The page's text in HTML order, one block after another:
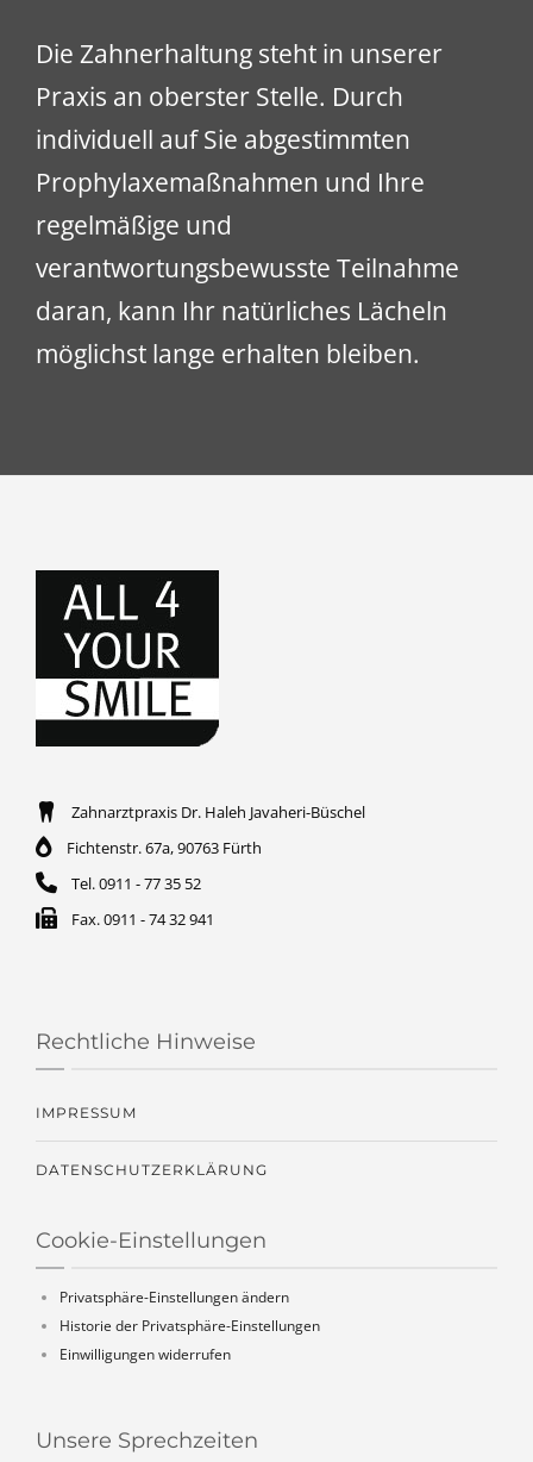
Die Zahnerhaltung steht in unserer
Praxis an oberster Stelle. Durch
individuell auf Sie abgestimmten
Prophylaxemaßnahmen und Ihre
regelmäßige und
verantwortungsbewusste Teilnahme
daran, kann Ihr natürliches Lächeln
möglichst lange erhalten bleiben.
Zahnarztpraxis Dr. Haleh Javaheri-Büschel
Fichtenstr. 67a, 90763 Fürth
Tel. 0911 - 77 35 52
Fax. 0911 - 74 32 941
Rechtliche Hinweise
IMPRESSUM
DATENSCHUTZERKLÄRUNG
Cookie-Einstellungen
Privatsphäre-Einstellungen ändern
Historie der Privatsphäre-Einstellungen
Einwilligungen widerrufen
Unsere Sprechzeiten